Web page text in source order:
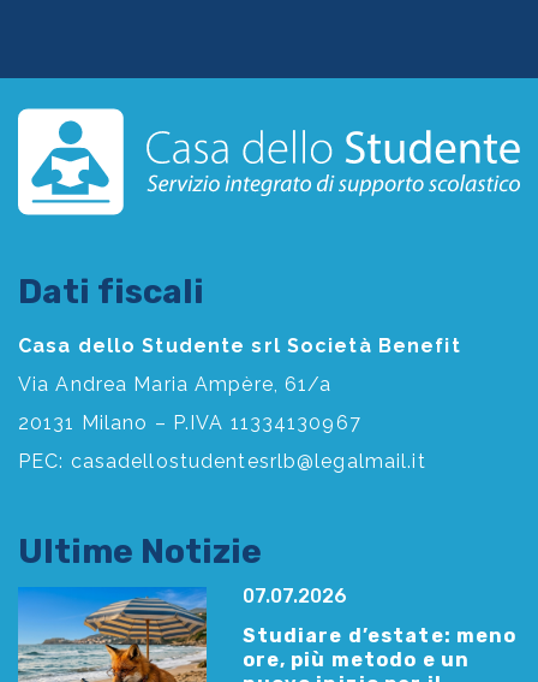
Dati fiscali
Casa dello Studente srl Società Benefit
Via Andrea Maria Ampère, 61/a
20131 Milano – P.IVA 11334130967
PEC: casadellostudentesrlb@legalmail.it
Ultime Notizie
07.07.2026
Studiare d’estate: meno
ore, più metodo e un